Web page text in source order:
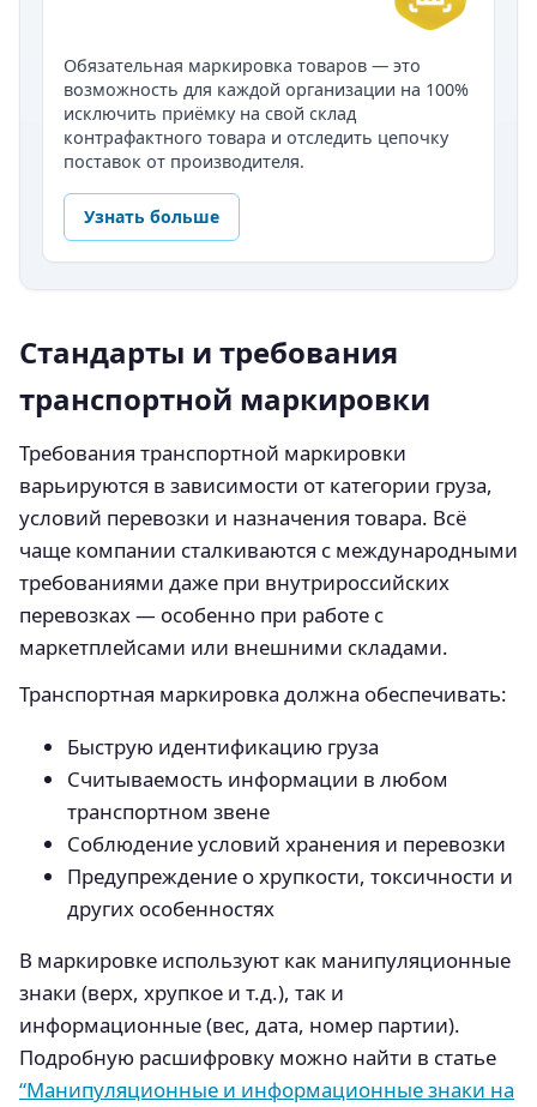
Обязательная маркировка товаров — это
возможность для каждой организации на 100%
исключить приёмку на свой склад
контрафактного товара и отследить цепочку
поставок от производителя.
Узнать больше
Стандарты и требования
транспортной маркировки
Требования транспортной маркировки
варьируются в зависимости от категории груза,
условий перевозки и назначения товара. Всё
чаще компании сталкиваются с международными
требованиями даже при внутрироссийских
перевозках — особенно при работе с
маркетплейсами или внешними складами.
Транспортная маркировка должна обеспечивать:
Быструю идентификацию груза
Считываемость информации в любом
транспортном звене
Соблюдение условий хранения и перевозки
Предупреждение о хрупкости, токсичности и
других особенностях
В маркировке используют как манипуляционные
знаки (верх, хрупкое и т.д.), так и
информационные (вес, дата, номер партии).
Подробную расшифровку можно найти в статье
“Манипуляционные и информационные знаки на